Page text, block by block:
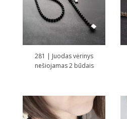
281 | Juodas vėrinys
nešiojamas 2 būdais